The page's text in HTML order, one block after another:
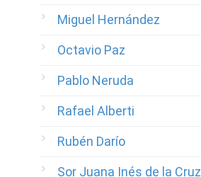
Miguel Hernández
Octavio Paz
Pablo Neruda
Rafael Alberti
Rubén Darío
Sor Juana Inés de la Cruz